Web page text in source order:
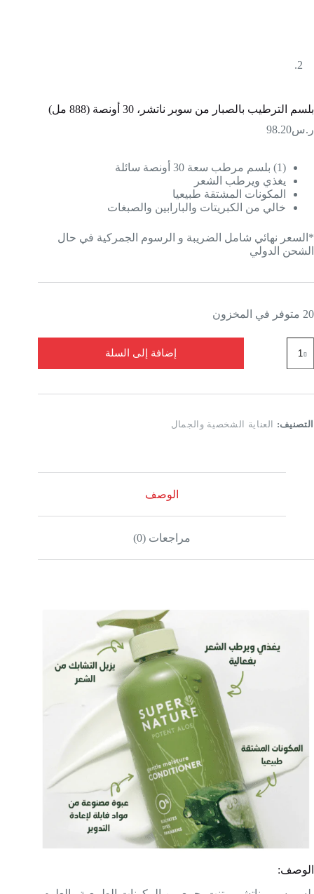
بلسم الترطيب بالصبار من سوبر ناتشر، 30 أونصة (888 مل)
ر.س98.20
(1) بلسم مرطب سعة 30 أونصة سائلة
يغذي ويرطب الشعر
المكونات المشتقة طبيعيا
خالي من الكبريتات والبارابين والصبغات
*السعر نهائي شامل الضريبة و الرسوم الجمركية في حال
الشحن الدولي
20 متوفر في المخزون
إضافة إلى السلة
التصنيف: العناية الشخصية والجمال
الوصف
مراجعات (0)
الوصف: